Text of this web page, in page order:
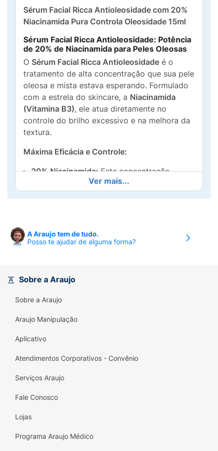
Sérum Facial Ricca Antioleosidade com 20%
Niacinamida Pura Controla Oleosidade 15ml
Sérum Facial Ricca Antioleosidade: Potência
de 20% de Niacinamida para Peles Oleosas
O Sérum Facial Ricca Antioleosidade é o
tratamento de alta concentração que sua pele
oleosa e mista estava esperando. Formulado
com a estrela do skincare, a Niacinamida
(Vitamina B3), ele atua diretamente no
controle do brilho excessivo e na melhora da
textura.
Máxima Eficácia e Controle:
20% Niacinamida:Esta concentração
potente é ideal para regular a
Dupla Ação:Além de
controlar a
manchas.
Textura Leve:
absorção e é não comedogênico, perfeito
skincare
Para Peles Oleosas e Acneicas:
para a redução de lesões inflamatórias da
acne.
Ver mais...
A Araujo tem de tudo.
Posso te ajudar de alguma forma?
Sobre a Araujo
Sobre a Araujo
Araujo Manipulação
Aplicativo
Atendimentos Corporativos - Convênio
Serviços Araujo
Fale Conosco
Lojas
Programa Araujo Médico